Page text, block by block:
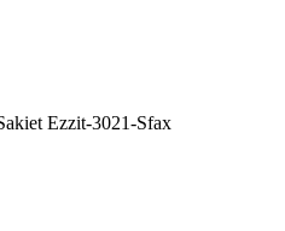
Ezzit-3021-Sfax